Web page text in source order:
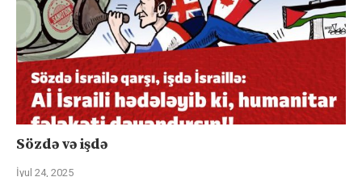
Sözdə və işdə
İyul 24, 2025